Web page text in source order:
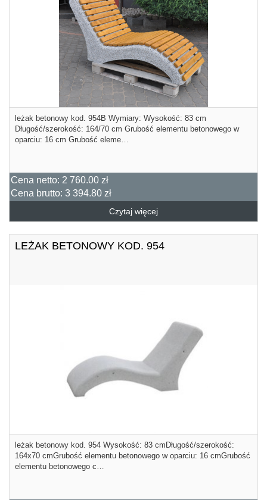
leżak betonowy kod. 954B Wymiary: Wysokość: 83 cm
Długość/szerokość: 164/70 cm Grubość elementu betonowego w
oparciu: 16 cm Grubość eleme…
Cena netto: 2 760.00 zł
Cena brutto: 3 394.80 zł
Czytaj więcej
LEŻAK BETONOWY KOD. 954
leżak betonowy kod. 954 Wysokość: 83 cmDługość/szerokość:
164x70 cmGrubość elementu betonowego w oparciu: 16 cmGrubość
elementu betonowego c…